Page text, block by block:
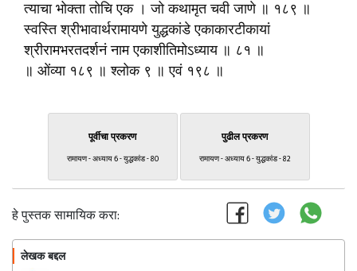
त्याचा भोक्ता तोचि एक । जो कथामृत चवी जाणे ॥ १८९ ॥
स्वस्ति श्रीभावार्थरामायणे युद्धकांडे एकाकारटीकायां
श्रीरामभरतदर्शनं नाम एकाशीतिमोऽध्याय ॥ ८१ ॥
॥ ओंव्या १८९ ॥ श्लोक ९ ॥ एवं १९८ ॥
पूर्वीचा प्रकरण
रामायण - अध्याय 6 - युद्धकांड - 80
पुढील प्रकरण
रामायण - अध्याय 6 - युद्धकांड - 82
हे पुस्तक सामायिक करा:
लेखक बद्दल